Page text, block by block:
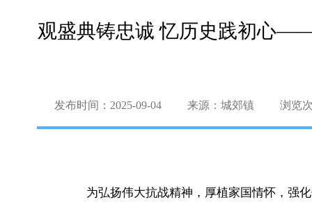
观盛典铸忠诚 忆历史践初心
发布时间：2025-09-04 来源：城郊镇 浏览
为弘扬伟大抗战精神，厚植家国情怀，强